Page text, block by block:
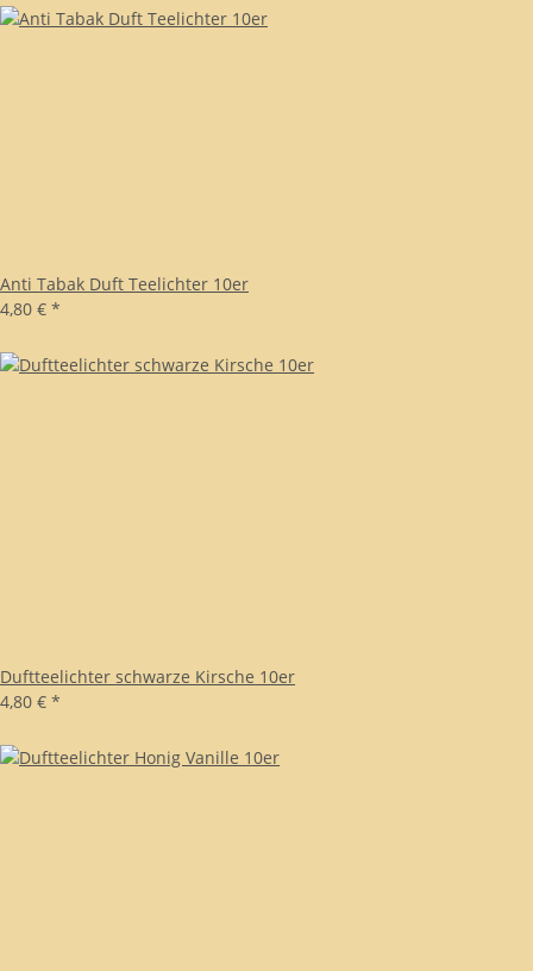
Anti Tabak Duft Teelichter 10er
4,80 € *
Duftteelichter schwarze Kirsche 10er
4,80 € *